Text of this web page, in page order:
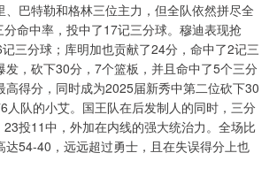
、巴特勒和格林三位主力，但全队依然拼尽全
命中率，投中了17记三分球。穆迪表现抢
三分球；库明加也贡献了24分，命中了2记三
发，砍下30分，7个篮板，并且命中了5个三分
高得分，同时成为2025届新秀中第二位砍下30
人队的小艾。国王队在后发制人的同时，三分
投11中，外加在内线的强大统治力。全场比
达54-40，远远超过勇士，且在失误得分上也